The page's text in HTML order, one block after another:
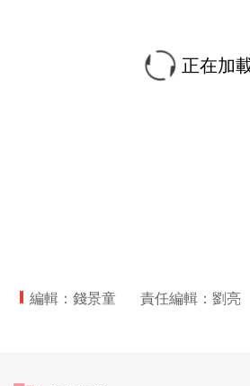
正在加
編輯：錢景童 責任編輯：劉亮